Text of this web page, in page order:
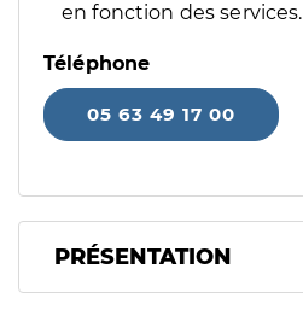
en fonction des services.
Téléphone
05 63 49 17 00
PRÉSENTATION